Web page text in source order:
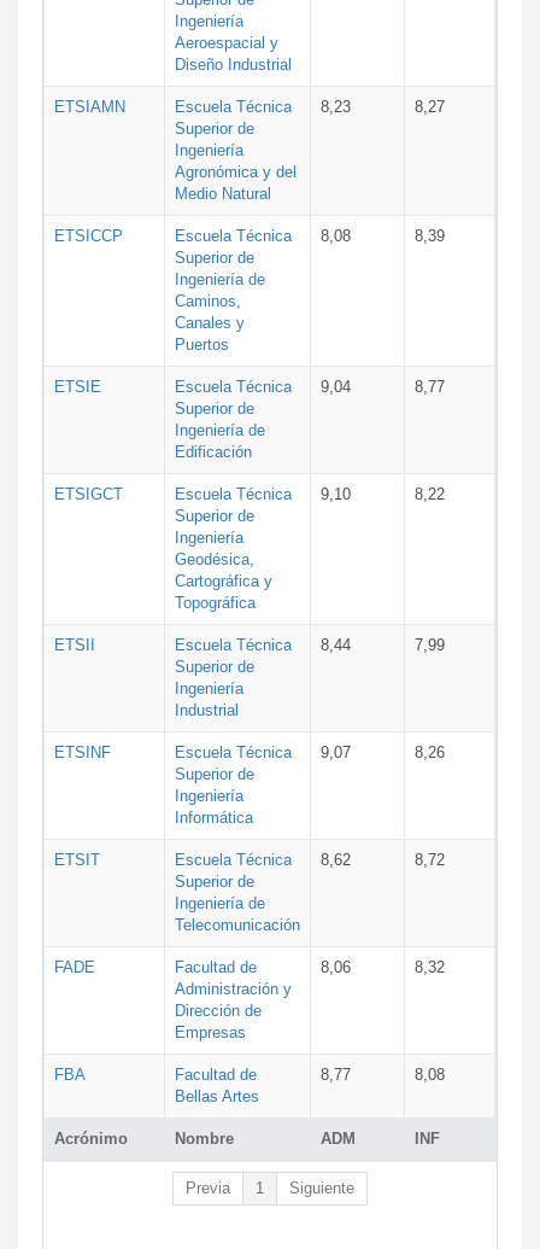
Acrónimo Nombre ADM INF
Ingeniería
Aeroespacial y
Diseño Industrial
ETSIAMN
Escuela Técnica
Superior de
Ingeniería
Agronómica y del
Medio Natural
8,23 8,27
ETSICCP
Escuela Técnica
Superior de
Ingeniería de
Caminos,
Canales y
Puertos
8,08 8,39
ETSIE
Escuela Técnica
Superior de
Ingeniería de
Edificación
9,04 8,77
ETSIGCT
Escuela Técnica
Superior de
Ingeniería
Geodésica,
Cartográfica y
Topográfica
9,10 8,22
ETSII
Escuela Técnica
Superior de
Ingeniería
Industrial
8,44 7,99
ETSINF
Escuela Técnica
Superior de
Ingeniería
Informática
9,07 8,26
ETSIT
Escuela Técnica
Superior de
Ingeniería de
Telecomunicación
8,62 8,72
FADE
Facultad de
Administración y
Dirección de
Empresas
8,06 8,32
FBA
Facultad de
Bellas Artes
8,77 8,08
Previa 1 Siguiente